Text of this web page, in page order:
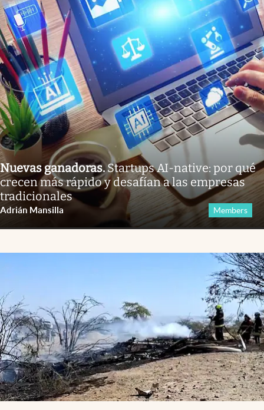
Nuevas ganadoras.Startups AI-native: por qué
crecen más rápido y desafían a las empresas
tradicionales
Adrián Mansilla Members